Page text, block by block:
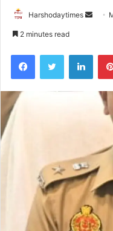
Harshodaytimes
Send
2 minutes read
FacebookTwitter